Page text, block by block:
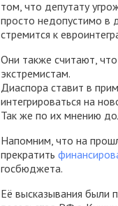
том, что депутату
просто недопустимо в
стремится к
Они также считают,
экстремистам.
Диаспора ставит в
интегрироваться на
Так же по их мнению
Напомним, что на
прекратить
госбюджета.
Её высказывания были